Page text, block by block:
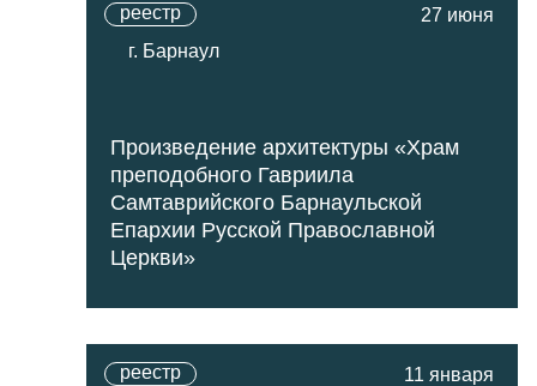
реестр
г. Барнаул
27 июня
Произведение архитектуры «Храм
преподобного Гавриила
Самтаврийского Барнаульской
Епархии Русской Православной
Церкви»
реестр
11 января